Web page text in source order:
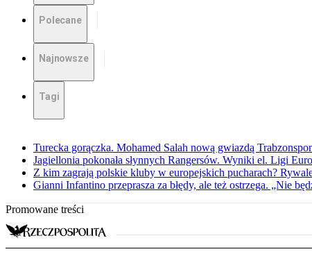
Polecane
Najnowsze
Tagi
Turecka gorączka. Mohamed Salah nową gwiazdą
Jagiellonia pokonała słynnych Rangersów. Wyniki el. Ligi
Z kim zagrają polskie kluby w europejskich pucharach?
Gianni Infantino przeprasza za błędy, ale też ostrzega. „Nie
Promowane treści